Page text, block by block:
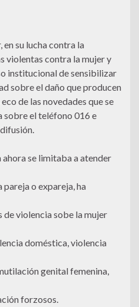
en su lucha contra la
violentas contra la mujer y
institucional de sensibilizar
sobre el daño que producen
de las novedades que se
sobre el teléfono 016 e
ahora se limitaba a atender
pareja o expareja, ha
violencia sobe la mujer
doméstica, violencia
genital femenina,
forzosos.